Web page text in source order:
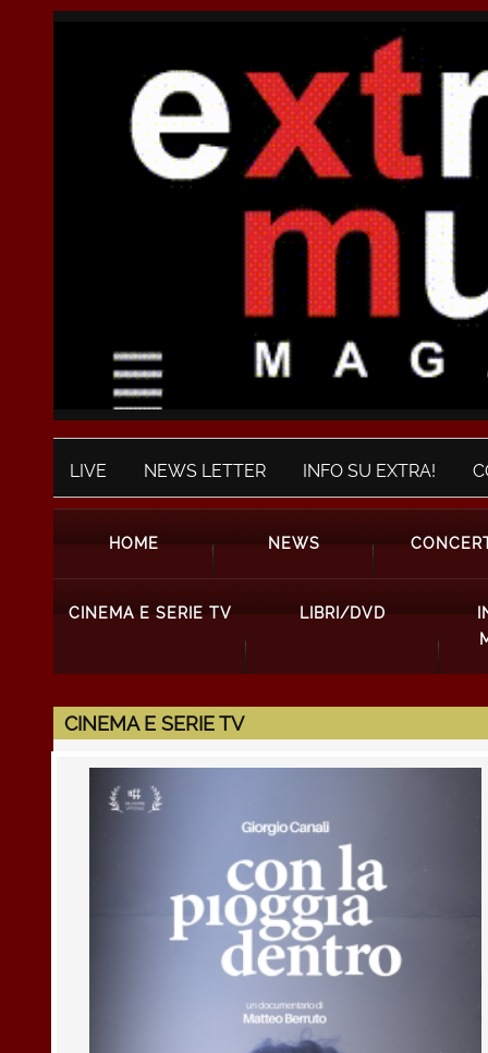
LIVE NEWS LETTER INFO SU EXTRA!
HOME NEWS
CINEMA E SERIE TV LIBRI/DVD
CINEMA E SERIE TV